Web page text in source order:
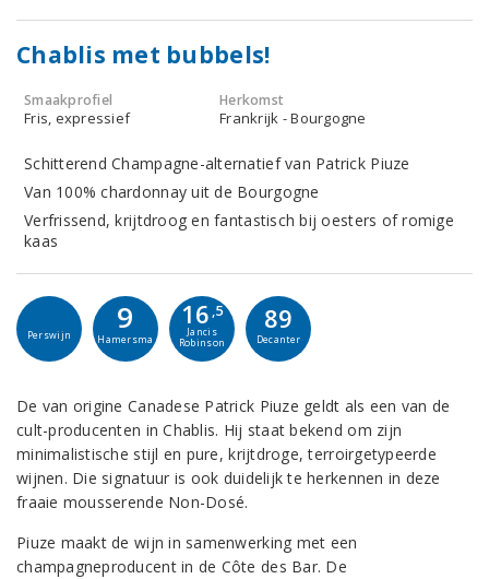
Chablis met bubbels!
Smaakprofiel
Fris, expressief
Herkomst
Frankrijk - Bourgogne
Schitterend Champagne-alternatief van Patrick Piuze
Van 100% chardonnay uit de Bourgogne
Verfrissend, krijtdroog en fantastisch bij oesters of romige
kaas
Perswijn 9
Hamersma
16 ,5
Jancis
Robinson
89
Decanter
De van origine Canadese Patrick Piuze geldt als een van de
cult-producenten in Chablis. Hij staat bekend om zijn
minimalistische stijl en pure, krijtdroge, terroirgetypeerde
wijnen. Die signatuur is ook duidelijk te herkennen in deze
fraaie mousserende Non-Dosé.
Piuze maakt de wijn in samenwerking met een
champagneproducent in de Côte des Bar. De